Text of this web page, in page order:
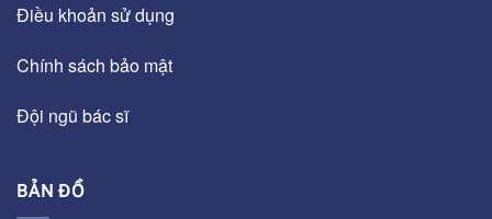
Điều khoản sử dụng
Chính sách bảo mật
Đội ngũ bác sĩ
BẢN ĐỒ